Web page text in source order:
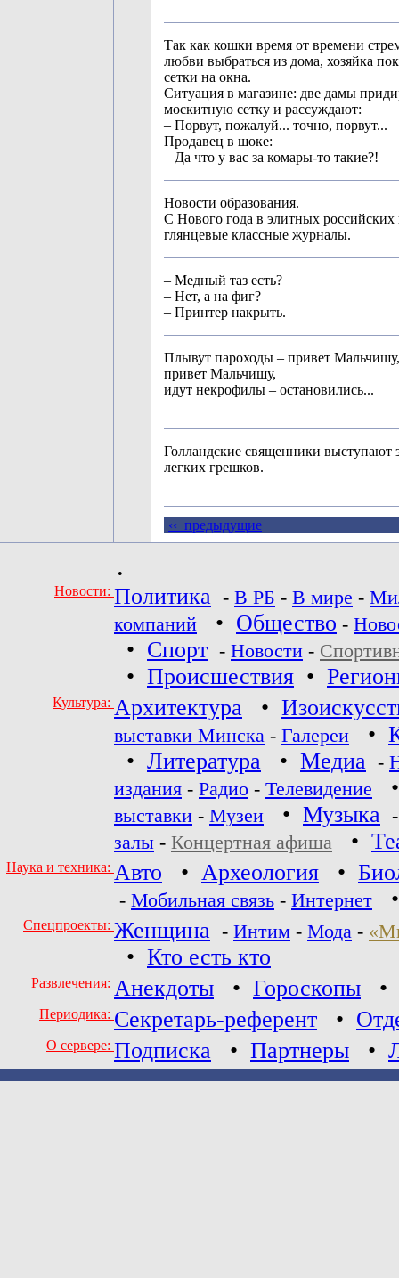
Так как кошки время от времени
любви выбраться из дома, хозяйка
сетки на окна.
Ситуация в магазине: две дамы
москитную сетку и рассуждают:
– Порвут, пожалуй... точно, порвут...
Продавец в шоке:
– Да что у вас за комары-то такие?!
Новости образования.
С Нового года в элитных российских
глянцевые классные журналы.
– Медный таз есть?
– Нет, а на фиг?
– Принтер накрыть.
Плывут пароходы – привет
привет Мальчишу,
идут некрофилы – остановились...
Голландские священники выступают
легких грешков.
‹‹ предыдущие
•
Новости: Политика - В РБ - В мире -
компаний
• Общество -
• Спорт - Новости -
• Происшествия •
Культура: Архитектура •
выставки Минска - Галереи •
• Литература • Медиа -
издания - Радио - Телевидение
выставки - Музеи • Музыка
залы - Концертная афиша •
Наука и техника: Авто • Археология •
- Мобильная связь - Интернет
Спецпроекты: Женщина - Интим - Мода -
• Кто есть кто
Развлечения: Анекдоты • Гороскопы •
Периодика: Секретарь-референт •
О сервере: Подписка • Партнеры •